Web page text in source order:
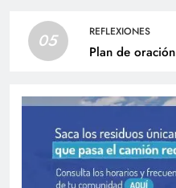
05 REFLEXIONES
Plan de oración